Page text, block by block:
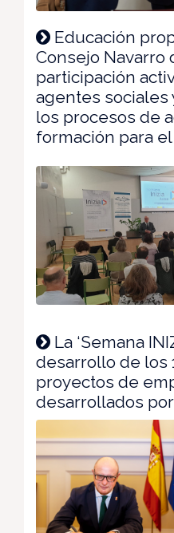
Educación
Consejo Navarro
participación
agentes sociales
los procesos de
formación para
La ‘Semana
desarrollo de los
proyectos de
desarrollados